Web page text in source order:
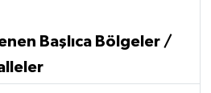
Başlıca Bölgeler /